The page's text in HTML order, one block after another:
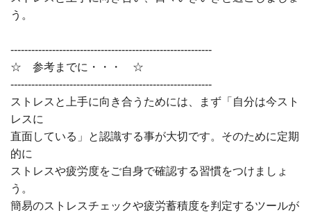
う。
----------------------------------------------------------
☆ 参考までに・・・ ☆
----------------------------------------------------------
ストレスと上手に向き合うためには、まず「自分は今スト
レスに
直面している」と認識する事が大切です。そのために定期
的に
ストレスや疲労度をご自身で確認する習慣をつけましょ
う。
簡易のストレスチェックや疲労蓄積度を判定するツールが